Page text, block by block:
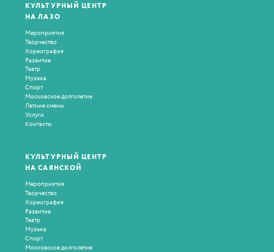
КУЛЬТУРНЫЙ ЦЕНТР
НА ЛАЗО
Мероприятия
Творчество
Хореография
Развитие
Театр
Музыка
Спорт
Московское долголетие
Летние смены
Услуги
Контакты
КУЛЬТУРНЫЙ ЦЕНТР
НА САЯНСКОЙ
Мероприятия
Творчество
Хореография
Развитие
Театр
Музыка
Спорт
Московское долголетие